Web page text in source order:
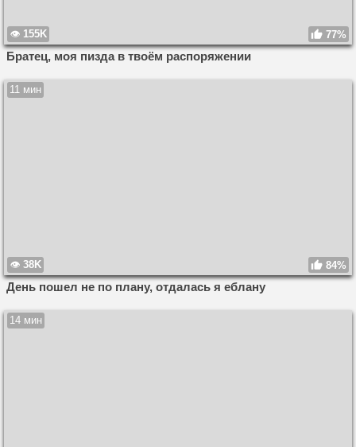
155K 77%
Братец, моя пизда в твоём распоряжении
11 мин
38K 84%
День пошел не по плану, отдалась я еблану
14 мин